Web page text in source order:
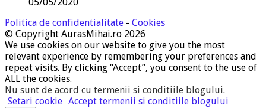
Politica de confidentialitate - Cookies
© Copyright AurasMihai.ro 2026
We use cookies on our website to give you the most
relevant experience by remembering your preferences and
repeat visits. By clicking “Accept”, you consent to the use of
ALL the cookies.
Nu sunt de acord cu termenii si conditiile blogului.
Setari cookie Accept termenii si conditiile blogului